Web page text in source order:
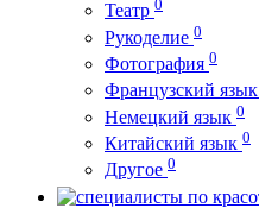
Театр 0
Рукоделие 0
Фотография 0
Французский язык
Немецкий язык 0
Китайский язык 0
Другое 0